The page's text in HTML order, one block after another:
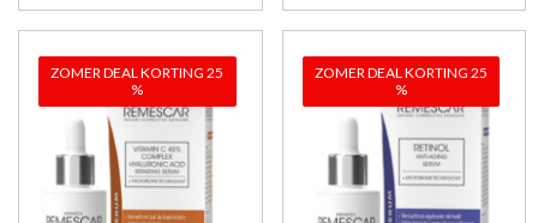
ZOMER DEAL KORTING 25
%
ZOMER DEAL KORTING 25
%